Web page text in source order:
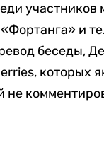
и
беседы,
которых